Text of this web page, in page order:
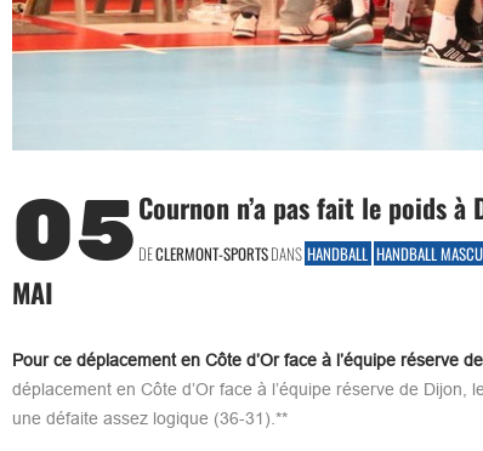
05
MAI
Cournon n’a pas fait le poids à
DECLERMONT-SPORTSDANS HANDBALL HANDBALL
Pour ce déplacement en Côte d’Or face à l’équipe réserve
déplacement en Côte d’Or face à l’équipe réserve de
une défaite assez logique (36-31).**